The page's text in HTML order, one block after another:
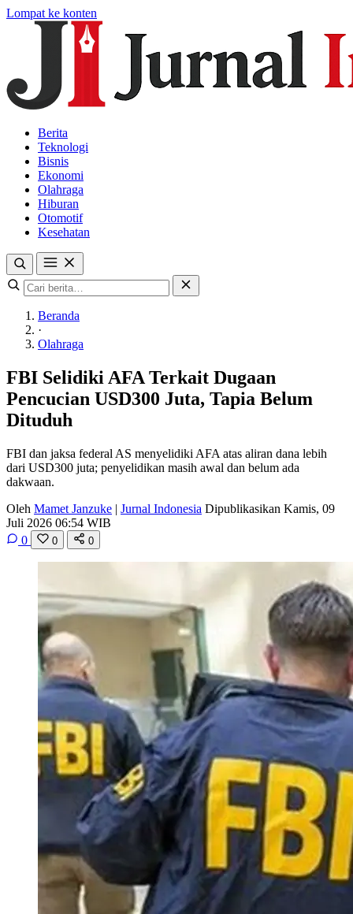
Lompat ke konten
Berita
Teknologi
Bisnis
Ekonomi
Olahraga
Hiburan
Otomotif
Kesehatan
Beranda
·
Olahraga
FBI Selidiki AFA Terkait Dugaan
Pencucian USD300 Juta, Tapia Belum
Dituduh
FBI dan jaksa federal AS menyelidiki AFA atas aliran dana lebih
dari USD300 juta; penyelidikan masih awal dan belum ada
dakwaan.
Oleh Mamet Janzuke | Jurnal Indonesia Dipublikasikan Kamis, 09
Juli 2026 06:54 WIB
0
0 0